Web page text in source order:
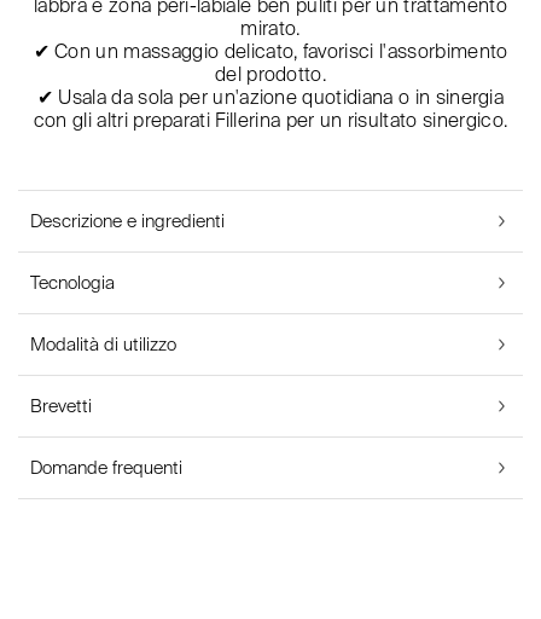
labbra e zona peri-labiale ben puliti per un trattamento
mirato.
✔ Con un massaggio delicato, favorisci l'assorbimento
del prodotto.
✔ Usala da sola per un'azione quotidiana o in sinergia
con gli altri preparati Fillerina per un risultato sinergico.
Descrizione e ingredienti
Tecnologia
Modalità di utilizzo
Brevetti
Domande frequenti